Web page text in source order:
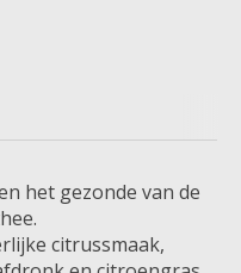
het gezonde van de
citrussmaak,